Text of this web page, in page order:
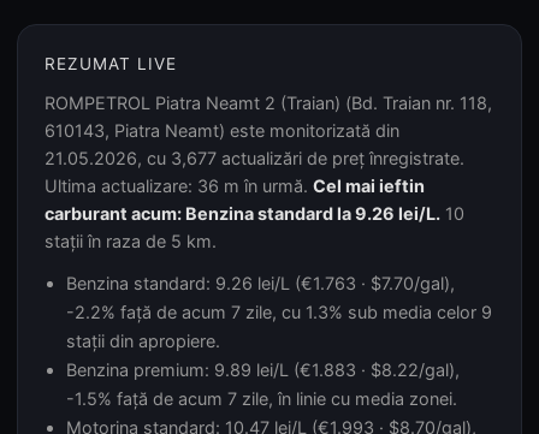
REZUMAT LIVE
ROMPETROL Piatra Neamt 2 (Traian) (Bd. Traian nr. 118,
610143, Piatra Neamt) este monitorizată din
21.05.2026, cu 3,677 actualizări de preț înregistrate.
Ultima actualizare: 36 m în urmă. Cel mai ieftin
carburant acum: Benzina standard la 9.26 lei/L. 10
stații în raza de 5 km.
Benzina standard: 9.26 lei/L (€1.763 · $7.70/gal),
-2.2% față de acum 7 zile, cu 1.3% sub media celor 9
stații din apropiere.
Benzina premium: 9.89 lei/L (€1.883 · $8.22/gal),
-1.5% față de acum 7 zile, în linie cu media zonei.
Motorina standard: 10.47 lei/L (€1.993 · $8.70/gal),